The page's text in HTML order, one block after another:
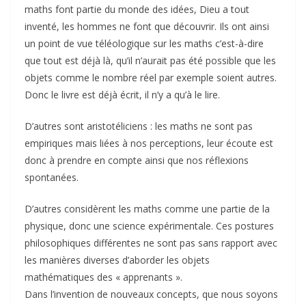
maths font partie du monde des idées, Dieu a tout
inventé, les hommes ne font que découvrir. Ils ont ainsi
un point de vue téléologique sur les maths c’est-à-dire
que tout est déjà là, qu’il n’aurait pas été possible que les
objets comme le nombre réel par exemple soient autres.
Donc le livre est déjà écrit, il n’y a qu’à le lire.
D’autres sont aristotéliciens : les maths ne sont pas
empiriques mais liées à nos perceptions, leur écoute est
donc à prendre en compte ainsi que nos réflexions
spontanées.
D’autres considèrent les maths comme une partie de la
physique, donc une science expérimentale. Ces postures
philosophiques différentes ne sont pas sans rapport avec
les manières diverses d’aborder les objets
mathématiques des « apprenants ».
Dans l’invention de nouveaux concepts, que nous soyons